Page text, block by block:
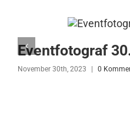
Eventfotograf
November 30th, 2023 | 0